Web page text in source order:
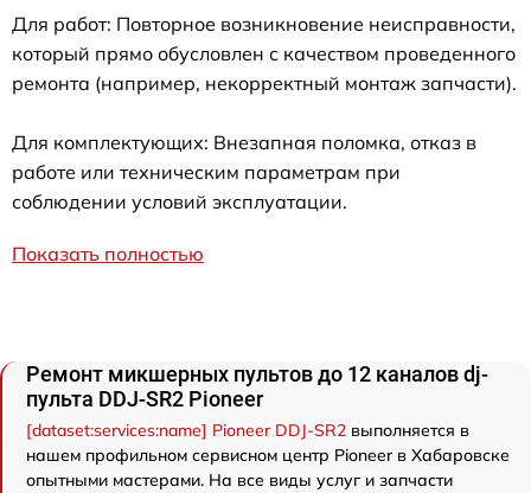
Для работ: Повторное возникновение неисправности,
который прямо обусловлен с качеством проведенного
ремонта (например, некорректный монтаж запчасти).
Для комплектующих: Внезапная поломка, отказ в
работе или техническим параметрам при
соблюдении условий эксплуатации.
Показать полностью
Ремонт микшерных пультов до 12 каналов dj-
пульта DDJ-SR2 Pioneer
[dataset:services:name] Pioneer DDJ-SR2 выполняется в
нашем профильном сервисном центр Pioneer в Хабаровске
опытными мастерами. На все виды услуг и запчасти